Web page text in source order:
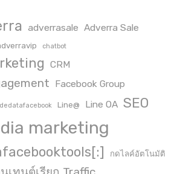
adverrasale Adverra Sale
chatbot
CRM
Facebook Group
Line@ Line OA SEO
marketing
กดไลค์อัตโนมัติ